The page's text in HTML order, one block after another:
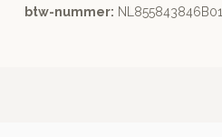
btw-nummer: NL855843846B01